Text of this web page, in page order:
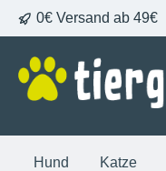
Zur
0€ Versand ab 49€
Hund Katze